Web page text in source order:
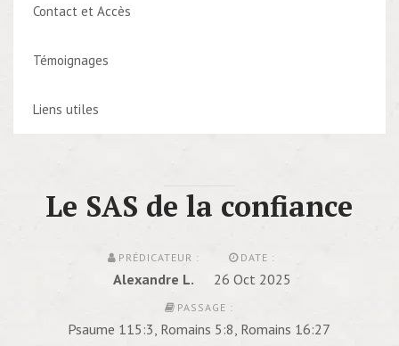
Contact et Accès
Témoignages
Liens utiles
Le SAS de la confiance
PRÉDICATEUR :
Alexandre L.
DATE :
26 Oct 2025
PASSAGE :
Psaume 115:3, Romains 5:8, Romains 16:27